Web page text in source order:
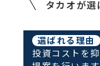
タカオが選
選ばれる理由
投資コストを抑